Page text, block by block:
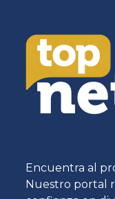
Encuentra al
Nuestro portal